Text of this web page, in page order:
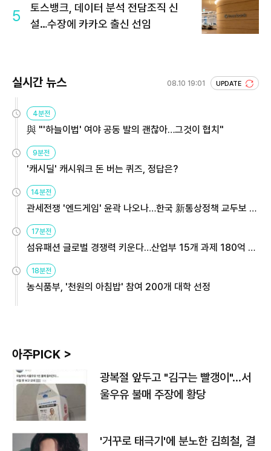
5
토스뱅크, 데이터 분석 전담조직 신
설…수장에 카카오 출신 선임
실시간 뉴스 08.10 19:01 UPDATE
4분전
與 "'하늘이법' 여야 공동 발의 괜찮아…그것이 협치"
9분전
'캐시딜' 캐시워크 돈 버는 퀴즈, 정답은?
14분전
관세전쟁 '엔드게임' 윤곽 나오나…한국 新통상정책 교두보 활
용해야
17분전
섬유패션 글로벌 경쟁력 키운다…산업부 15개 과제 180억 지
원
18분전
농식품부, '천원의 아침밥' 참여 200개 대학 선정
아주PICK >
광복절 앞두고 "김구는 빨갱이"…서
울우유 불매 주장에 황당
'거꾸로 태극기'에 분노한 김희철, 결